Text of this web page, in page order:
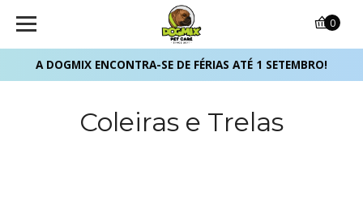
A DOGMIX ENCONTRA-SE DE FÉRIAS ATÉ 1 SETEMBRO!
0
Coleiras e Trelas